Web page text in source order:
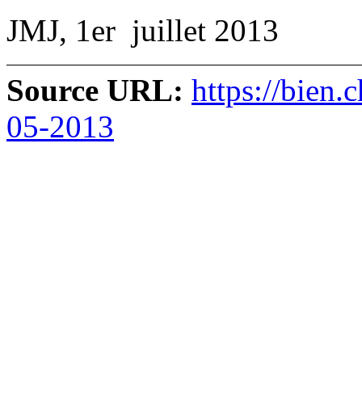
JMJ, 1er juillet 2013
Source URL: https://
05-2013